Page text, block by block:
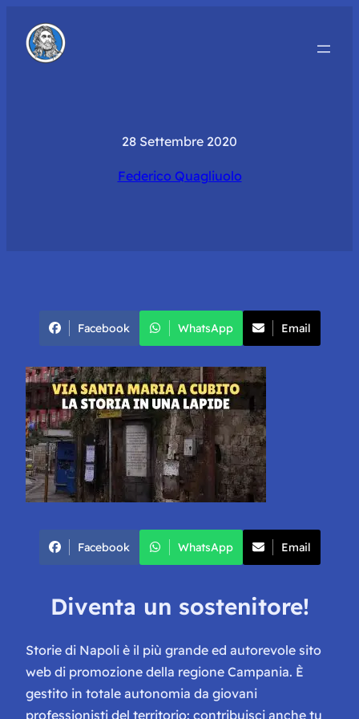
28 Settembre 2020
Federico Quagliuolo
Facebook WhatsApp Email
Facebook WhatsApp Email
Diventa un sostenitore!
Storie di Napoli è il più grande ed autorevole sito
web di promozione della regione Campania. È
gestito in totale autonomia da giovani
professionisti del territorio: contribuisci anche tu